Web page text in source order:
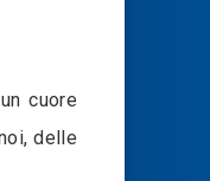
cuore
delle